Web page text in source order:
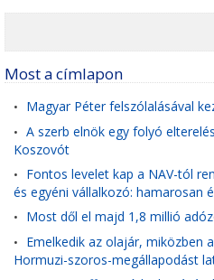
Most a címlapon
• Magyar Péter felszólalásával
• A szerb elnök egy folyó
Koszovót
• Fontos levelet kap a NAV-tól
és egyéni vállalkozó: hamarosan
• Most dől el majd 1,8 millió
• Emelkedik az olajár, miközben
Hormuzi-szoros-megállapodást